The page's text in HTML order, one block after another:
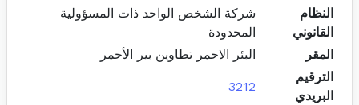
النظام
القانوني
شركة الشخص الواحد ذات المسؤولية
المحدودة
المقر
البئر الاحمر تطاوين بير الأحمر
الترقيم
البريدي
3212